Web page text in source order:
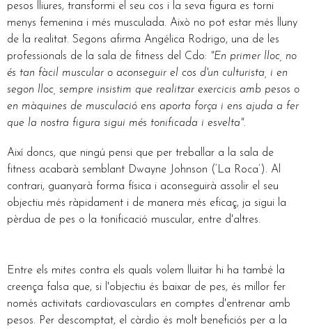
pesos lliures, transformi el seu cos i la seva figura es torni
menys femenina i més musculada. Això no pot estar més lluny
de la realitat. Segons afirma Angélica Rodrigo, una de les
professionals de la sala de fitness del Cdo: "En primer lloc, no
és tan fàcil muscular o aconseguir el cos d'un culturista, i en
segon lloc, sempre insistim que realitzar exercicis amb pesos o
en màquines de musculació ens aporta força i ens ajuda a fer
que la nostra figura sigui més tonificada i esvelta".
Així doncs, que ningú pensi que per treballar a la sala de
fitness acabarà semblant Dwayne Johnson (‘La Roca’). Al
contrari, guanyarà forma física i aconseguirà assolir el seu
objectiu més ràpidament i de manera més eficaç, ja sigui la
pèrdua de pes o la tonificació muscular, entre d'altres.
Entre els mites contra els quals volem lluitar hi ha també la
creença falsa que, si l'objectiu és baixar de pes, és millor fer
només activitats cardiovasculars en comptes d'entrenar amb
pesos. Per descomptat, el càrdio és molt beneficiós per a la